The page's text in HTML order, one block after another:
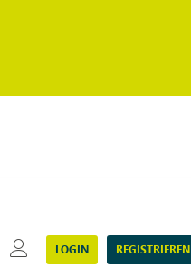
LOGIN REGISTRIEREN